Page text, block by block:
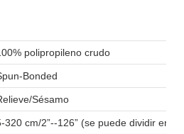
polipropileno crudo
Bonded
Sésamo
320 cm/2”--126” (se puede dividir en